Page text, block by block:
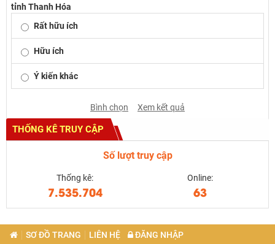
tỉnh Thanh Hóa
Rất hữu ích
Hữu ích
Ý kiến khác
Bình chọn Xem kết quả
THỐNG KÊ TRUY CẬP
Số lượt truy cập
Thống kê:
7.535.704
Online:
63
SƠ ĐỒ TRANG LIÊN HỆ ĐĂNG NHẬP